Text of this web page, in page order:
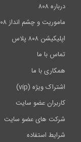
درباره ۸۰۸
ماموریت و چشم انداز ۸۰۸
اپلیکیشن ۸۰۸ پلاس
تماس با ما
همکاری با ما
اشتراک ویژه (vip)
کاربران عضو سایت
شرکت های عضو سایت
شرایط استفاده